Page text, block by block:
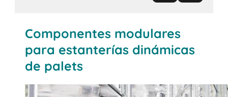
Componentes modulares
para estanterías dinámicas
de palets